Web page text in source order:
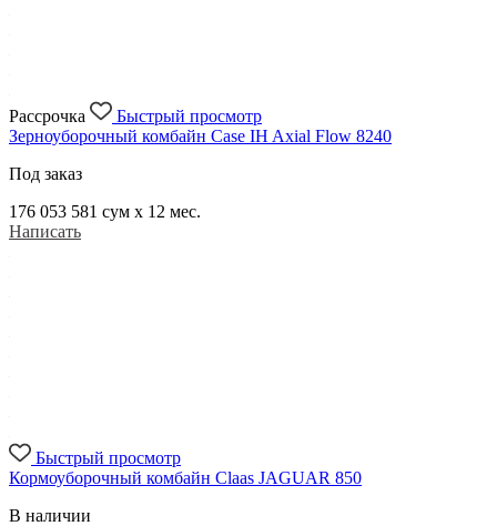
Рассрочка
Быстрый просмотр
Зерноуборочный комбайн Case IH Axial Flow 8240
Под заказ
176 053 581 сум x 12 мес.
Написать
Быстрый просмотр
Кормоуборочный комбайн Claas JAGUAR 850
В наличии